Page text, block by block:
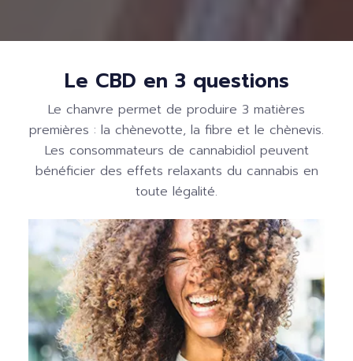
Le CBD en 3 questions
Le chanvre permet de produire 3 matières
premières : la chènevotte, la fibre et le chènevis.
Les consommateurs de cannabidiol peuvent
bénéficier des effets relaxants du cannabis en
toute légalité.